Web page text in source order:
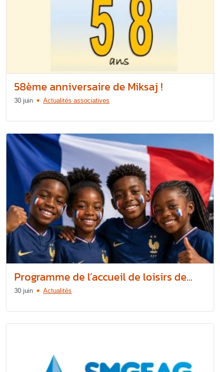
58ème anniversaire de Miksaj !
30 juin Actualités associatives
Programme de l’accueil de loisirs de...
30 juin Actualités